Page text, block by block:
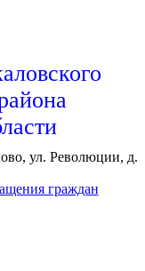
ул. Революции, д.
граждан